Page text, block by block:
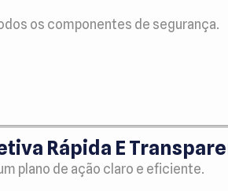
os componentes de segurança.
Rápida E
plano de ação claro e eficiente.